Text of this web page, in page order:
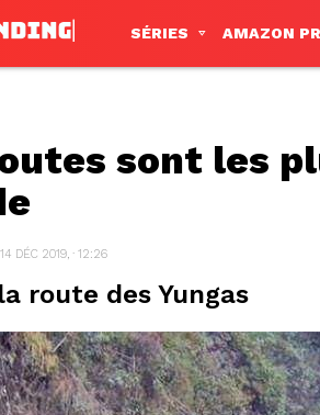
SÉRIES AMAZON
sont les
14 DÉC 2019, · 12:26
route des Yungas